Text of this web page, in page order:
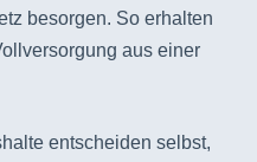
besorgen. So erhalten
aus einer
entscheiden selbst,